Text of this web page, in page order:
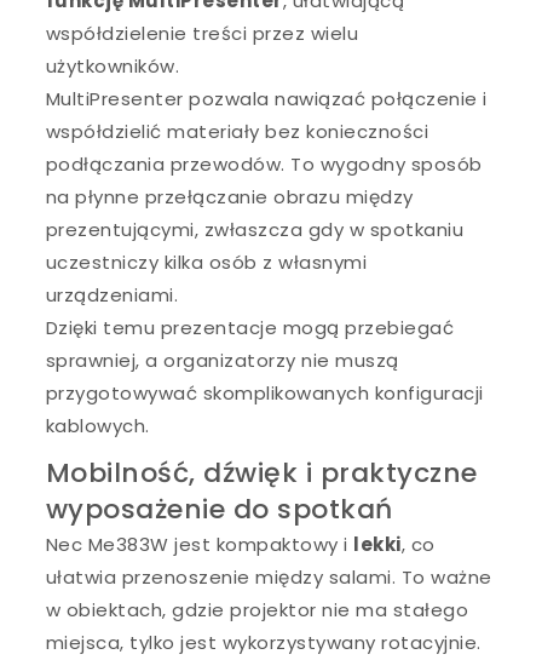
współdzielenie treści przez wielu
użytkowników.
MultiPresenter pozwala nawiązać połączenie i
współdzielić materiały bez konieczności
podłączania przewodów. To wygodny sposób
na płynne przełączanie obrazu między
prezentującymi, zwłaszcza gdy w spotkaniu
uczestniczy kilka osób z własnymi
urządzeniami.
Dzięki temu prezentacje mogą przebiegać
sprawniej, a organizatorzy nie muszą
przygotowywać skomplikowanych konfiguracji
kablowych.
Mobilność, dźwięk i praktyczne
wyposażenie do spotkań
Nec Me383W jest kompaktowy i lekki, co
ułatwia przenoszenie między salami. To ważne
w obiektach, gdzie projektor nie ma stałego
miejsca, tylko jest wykorzystywany rotacyjnie.